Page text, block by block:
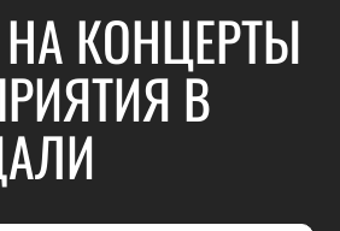
КОНЦЕРТЫ
В